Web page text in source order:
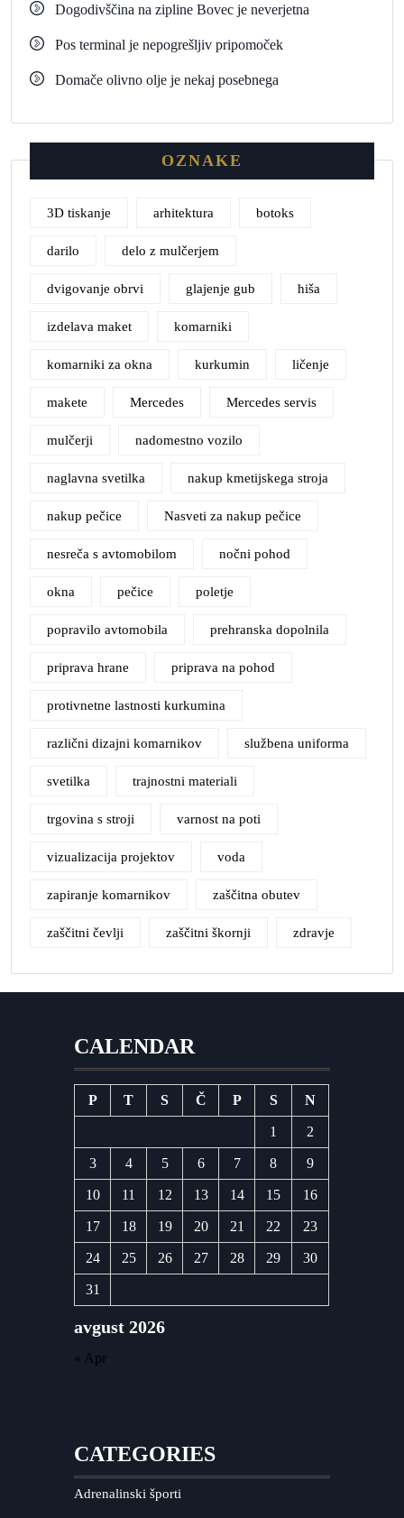
Dogodivščina na zipline Bovec je neverjetna
Pos terminal je nepogrešljiv pripomoček
Domače olivno olje je nekaj posebnega
OZNAKE
3D tiskanje arhitektura botoks
darilo delo z mulčerjem
dvigovanje obrvi glajenje gub hiša
izdelava maket komarniki
komarniki za okna kurkumin ličenje
makete Mercedes Mercedes servis
mulčerji nadomestno vozilo
naglavna svetilka nakup kmetijskega stroja
nakup pečice Nasveti za nakup pečice
nesreča s avtomobilom nočni pohod
okna pečice poletje
popravilo avtomobila prehranska dopolnila
priprava hrane priprava na pohod
protivnetne lastnosti kurkumina
različni dizajni komarnikov službena uniforma
svetilka trajnostni materiali
trgovina s stroji varnost na poti
vizualizacija projektov voda
zapiranje komarnikov zaščitna obutev
zaščitni čevlji zaščitni škornji zdravje
CALENDAR
avgust 2026
P T S Č P S N
1 2
3 4 5 6 7 8 9
10 11 12 13 14 15 16
17 18 19 20 21 22 23
24 25 26 27 28 29 30
31
« Apr
CATEGORIES
Adrenalinski športi